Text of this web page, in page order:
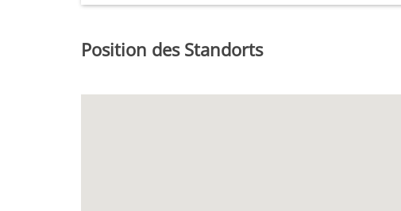
Position des Standorts